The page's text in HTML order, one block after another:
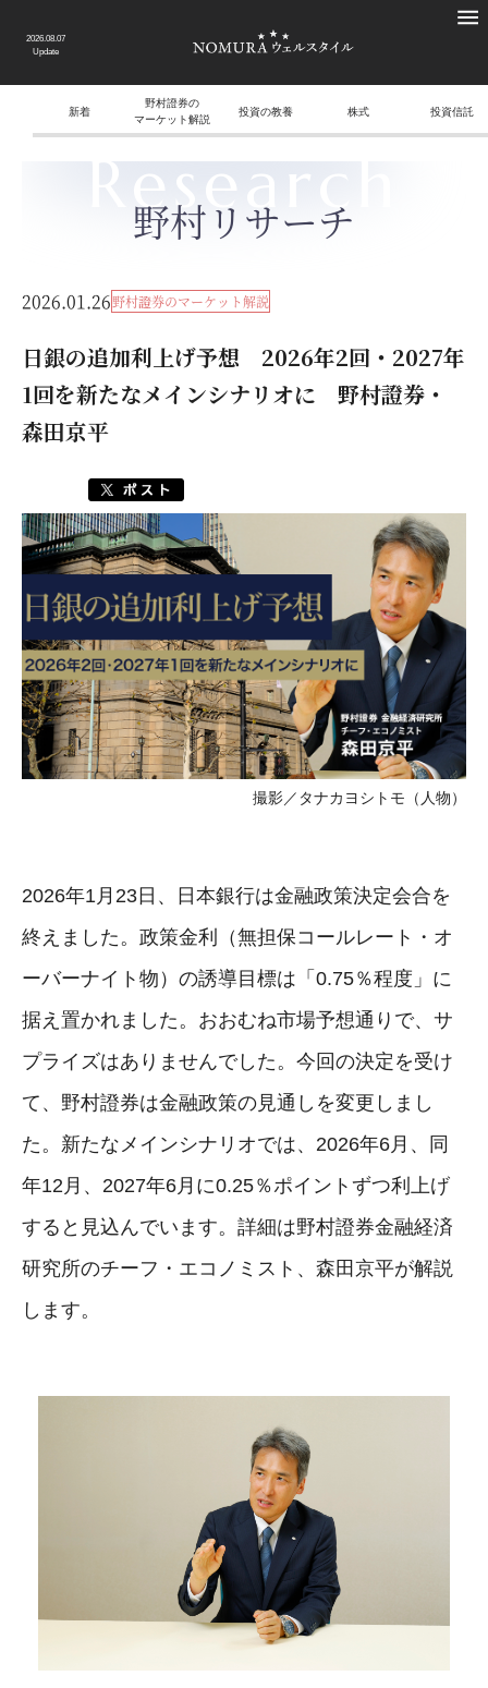
2026.08.07
Update
新着
野村證券の
マーケット解説
投資の教養 株式 投資信託
Research
野村リサーチ
2026.01.26野村證券のマーケット解説
日銀の追加利上げ予想 2026年2回・2027年
1回を新たなメインシナリオに 野村證券・
森田京平
撮影／タナカヨシトモ（人物）
2026年1月23日、日本銀行は金融政策決定会合を
終えました。政策金利（無担保コールレート・オ
ーバーナイト物）の誘導目標は「0.75％程度」に
据え置かれました。おおむね市場予想通りで、サ
プライズはありませんでした。今回の決定を受け
て、野村證券は金融政策の見通しを変更しまし
た。新たなメインシナリオでは、2026年6月、同
年12月、2027年6月に0.25％ポイントずつ利上げ
すると見込んでいます。詳細は野村證券金融経済
研究所のチーフ・エコノミスト、森田京平が解説
します。